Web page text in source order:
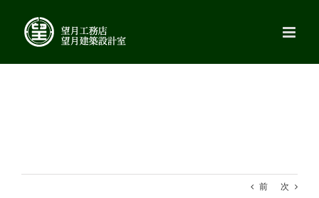
content
前 次